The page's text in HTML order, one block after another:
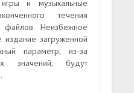
и музыкальные
течения
файлов. Неизбежное
загруженной
параметр, из-за
значений, будут